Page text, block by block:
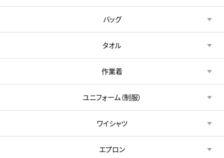
バッグ
タオル
作業着
ユニフォーム（制服）
ワイシャツ
エプロン